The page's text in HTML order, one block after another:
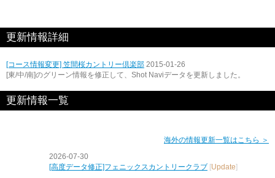
更新情報詳細
[コース情報変更] 笠間桜カントリー倶楽部 2015-01-26
[東/中/南]のグリーン情報を修正して、Shot Naviデータを更新しました。
更新情報一覧
海外の情報更新一覧はこちら ＞
2026-07-30
[高度データ修正]フェニックスカントリークラブ
Update